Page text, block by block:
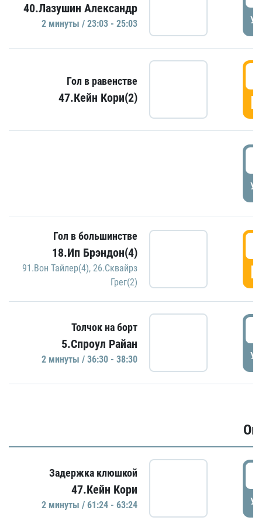
40.Лазушин Александр
2 минуты / 23:03 - 25:03
Гол в равенстве
47.Кейн Кори(2)
Гол в большинстве
18.Ип Брэндон(4)
91.Вон Тайлер(4), 26.Сквайрз
Грег(2)
Толчок на борт
5.Спроул Райан
2 минуты / 36:30 - 38:30
Задержка клюшкой
47.Кейн Кори
2 минуты / 61:24 - 63:24